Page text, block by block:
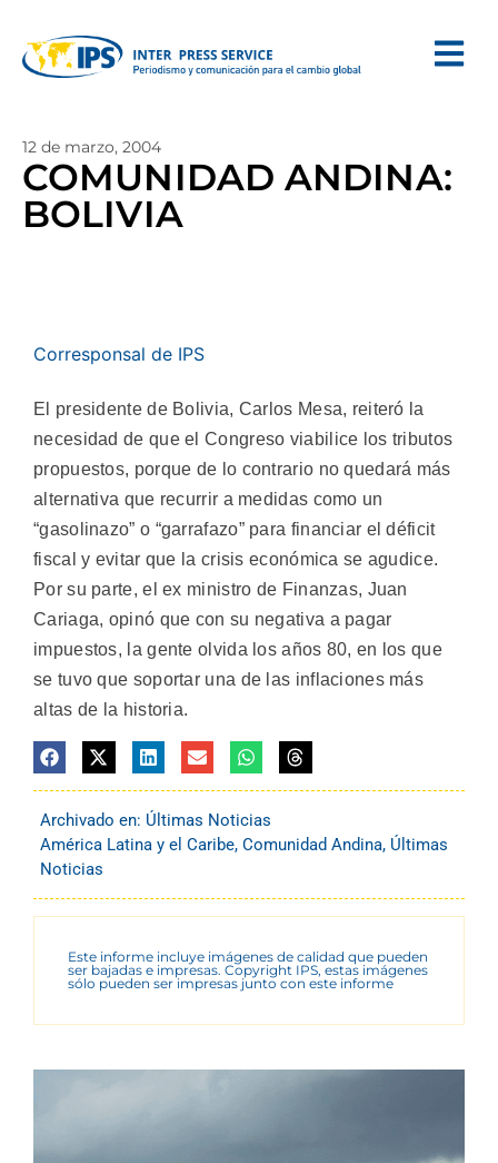
12 de marzo, 2004
COMUNIDAD ANDINA:
BOLIVIA
Corresponsal de IPS
El presidente de Bolivia, Carlos Mesa, reiteró la
necesidad de que el Congreso viabilice los tributos
propuestos, porque de lo contrario no quedará más
alternativa que recurrir a medidas como un
“gasolinazo” o “garrafazo” para financiar el déficit
fiscal y evitar que la crisis económica se agudice.
Por su parte, el ex ministro de Finanzas, Juan
Cariaga, opinó que con su negativa a pagar
impuestos, la gente olvida los años 80, en los que
se tuvo que soportar una de las inflaciones más
altas de la historia.
Archivado en: Últimas Noticias
América Latina y el Caribe, Comunidad Andina, Últimas
Noticias
Este informe incluye imágenes de calidad que pueden
ser bajadas e impresas. Copyright IPS, estas imágenes
sólo pueden ser impresas junto con este informe